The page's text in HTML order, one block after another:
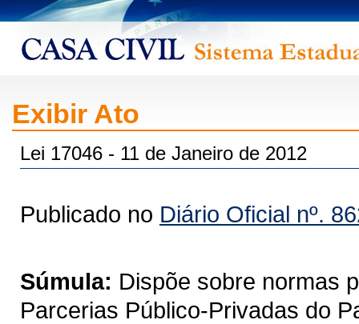
Exibir Ato
Lei 17046 - 11 de Janeiro de 2012
Publicado no Diário Oficial nº.
Súmula: Dispõe sobre normas
Parcerias Público-Privadas do